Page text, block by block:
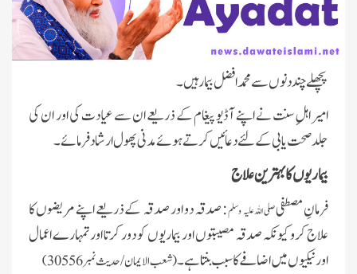
پچھلے چند دنوں سے محمد افضل بیمار ہیں۔
امیر اہلِ سنت نے اپنے آڈیو پیغام کے ذریعے ان سے عیادت کی اور ان کی
جلد صحت یابی کے لئے دعائیں کرتے ہوئے مدنی پھول ارشاد فرمائے۔
بیماریوں کا بہترین علاج
فرمانِ مصطفیصلی اللہ علیہ وسلم: صدقہ دو اور صدقہ کے ذریعے اپنے مریضوں کا
علاج کرو کیونکہ صدقہ مصیبتوں اور بیماریوں کو دور کرتا اور تمہارے اعمال
اور نیکیوں میں اضافے کا سبب بنتا ہے۔(شعب الایمان/ حدیث نمبر 30556)